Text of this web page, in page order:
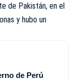
de Pakistán, en el
y hubo un
de Perú